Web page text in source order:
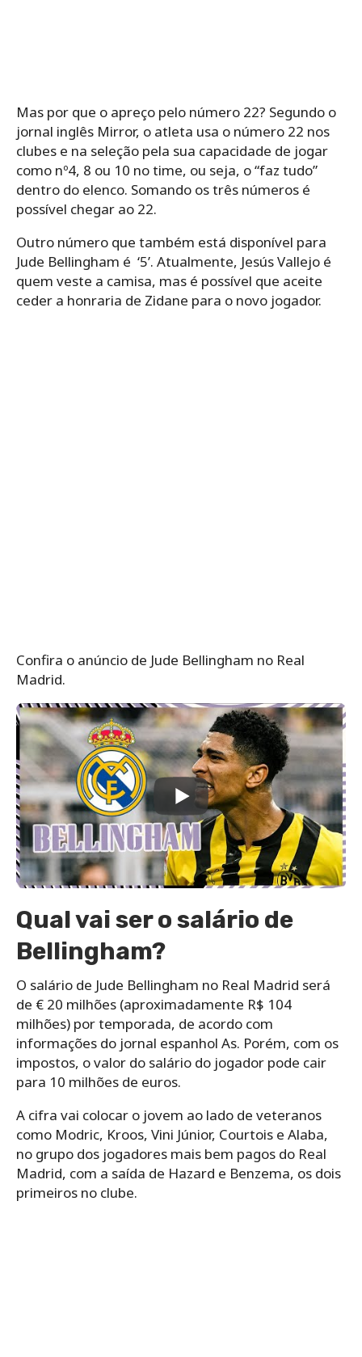
Mas por que o apreço pelo número 22? Segundo o
jornal inglês Mirror, o atleta usa o número 22 nos
clubes e na seleção pela sua capacidade de jogar
como nº4, 8 ou 10 no time, ou seja, o “faz tudo”
dentro do elenco. Somando os três números é
possível chegar ao 22.
Outro número que também está disponível para
Jude Bellingham é ‘5’. Atualmente, Jesús Vallejo é
quem veste a camisa, mas é possível que aceite
ceder a honraria de Zidane para o novo jogador.
Confira o anúncio de Jude Bellingham no Real
Madrid.
Qual vai ser o salário de
Bellingham?
O salário de Jude Bellingham no Real Madrid será
de € 20 milhões (aproximadamente R$ 104
milhões) por temporada, de acordo com
informações do jornal espanhol As. Porém, com os
impostos, o valor do salário do jogador pode cair
para 10 milhões de euros.
A cifra vai colocar o jovem ao lado de veteranos
como Modric, Kroos, Vini Júnior, Courtois e Alaba,
no grupo dos jogadores mais bem pagos do Real
Madrid, com a saída de Hazard e Benzema, os dois
primeiros no clube.